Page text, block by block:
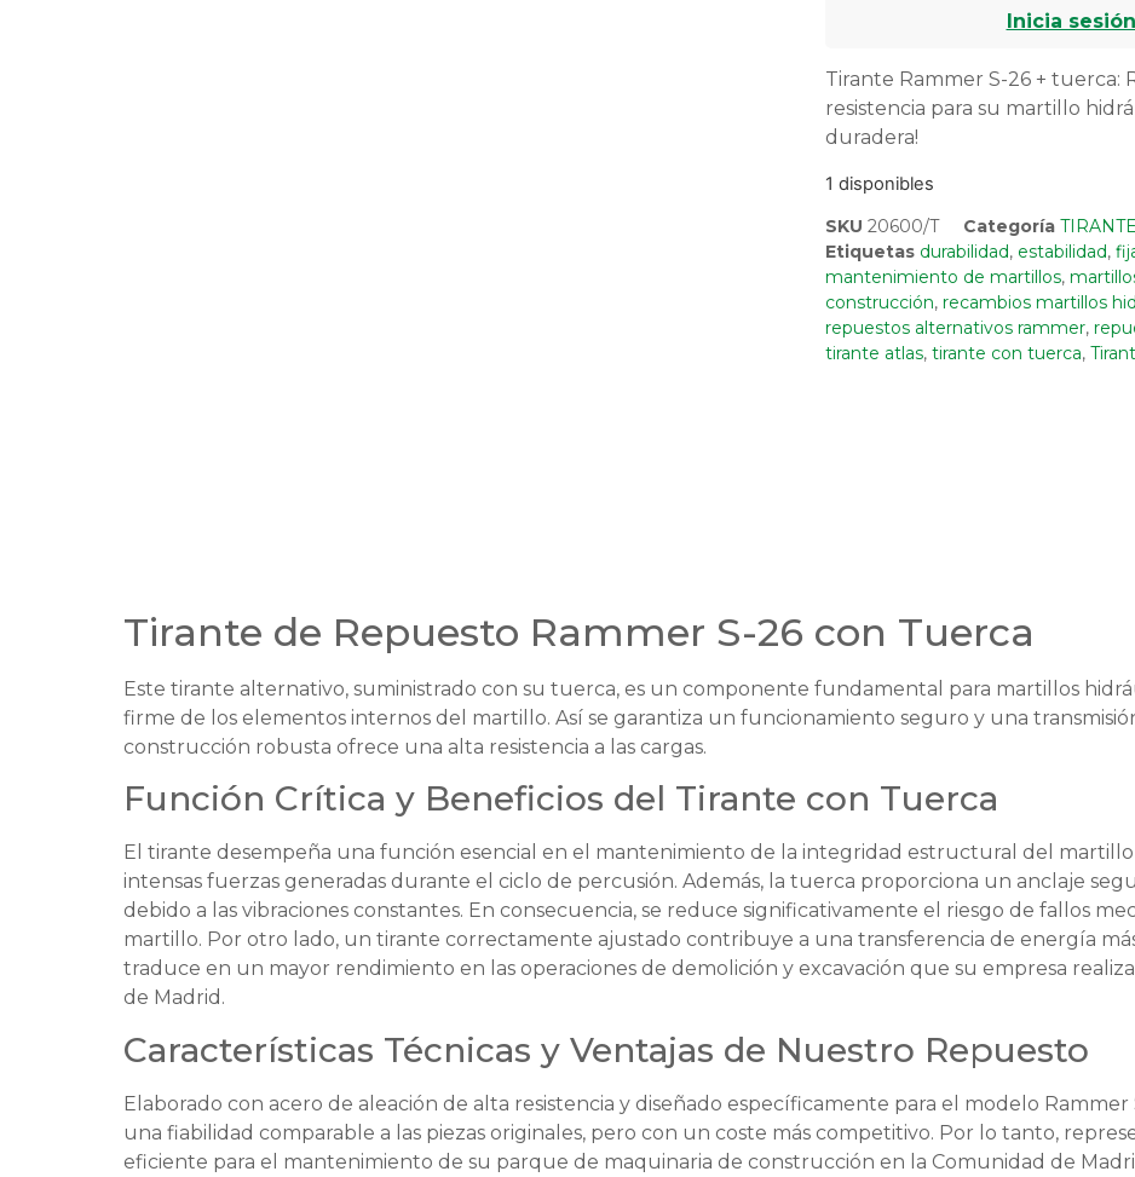
Inicia
Tirante Rammer S-26 +
resistencia para su martillo
duradera!
1 disponibles
SKU 20600/T Categoría
Etiquetas durabilidad, estabilidad,
mantenimiento de martillos,
construcción, recambios martillos
repuestos alternativos rammer,
tirante atlas, tirante con tuerca,
Tirante de Repuesto Rammer S-26 con Tuerca
Este tirante alternativo, suministrado con su tuerca, es un componente fundamental para martillos
firme de los elementos internos del martillo. Así se garantiza un funcionamiento seguro y una
construcción robusta ofrece una alta resistencia a las cargas.
Función Crítica y Beneficios del Tirante con Tuerca
El tirante desempeña una función esencial en el mantenimiento de la integridad estructural del martillo
intensas fuerzas generadas durante el ciclo de percusión. Además, la tuerca proporciona un anclaje
debido a las vibraciones constantes. En consecuencia, se reduce significativamente el riesgo de fallos
martillo. Por otro lado, un tirante correctamente ajustado contribuye a una transferencia de energía
traduce en un mayor rendimiento en las operaciones de demolición y excavación que su empresa
de Madrid.
Características Técnicas y Ventajas de Nuestro Repuesto
Elaborado con acero de aleación de alta resistencia y diseñado específicamente para el modelo
una fiabilidad comparable a las piezas originales, pero con un coste más competitivo. Por lo tanto,
eficiente para el mantenimiento de su parque de maquinaria de construcción en la Comunidad de